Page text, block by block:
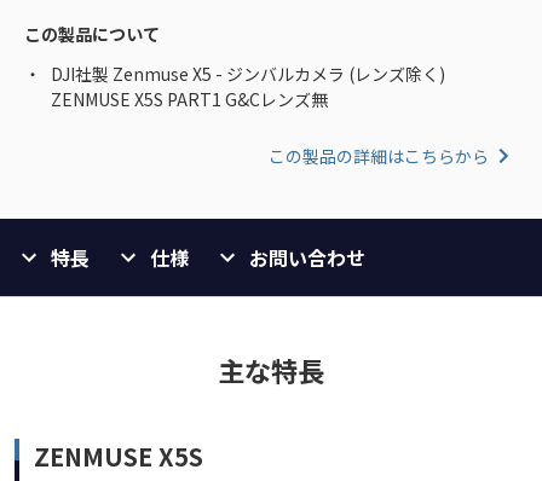
この製品について
DJI社製 Zenmuse X5 - ジンバルカメラ (レンズ除く)
ZENMUSE X5S PART1 G&Cレンズ無
この製品の詳細はこちらから
特長 仕様 お問い合わせ
主な特長
ZENMUSE X5S